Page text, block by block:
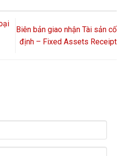
Biên bản giao nhận Tài sản cố
định – Fixed Assets Receipt